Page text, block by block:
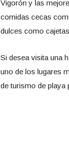
Vigorón y las
comidas cecas
dulces como
Si desea visita una
uno de los lugares
de turismo de playa